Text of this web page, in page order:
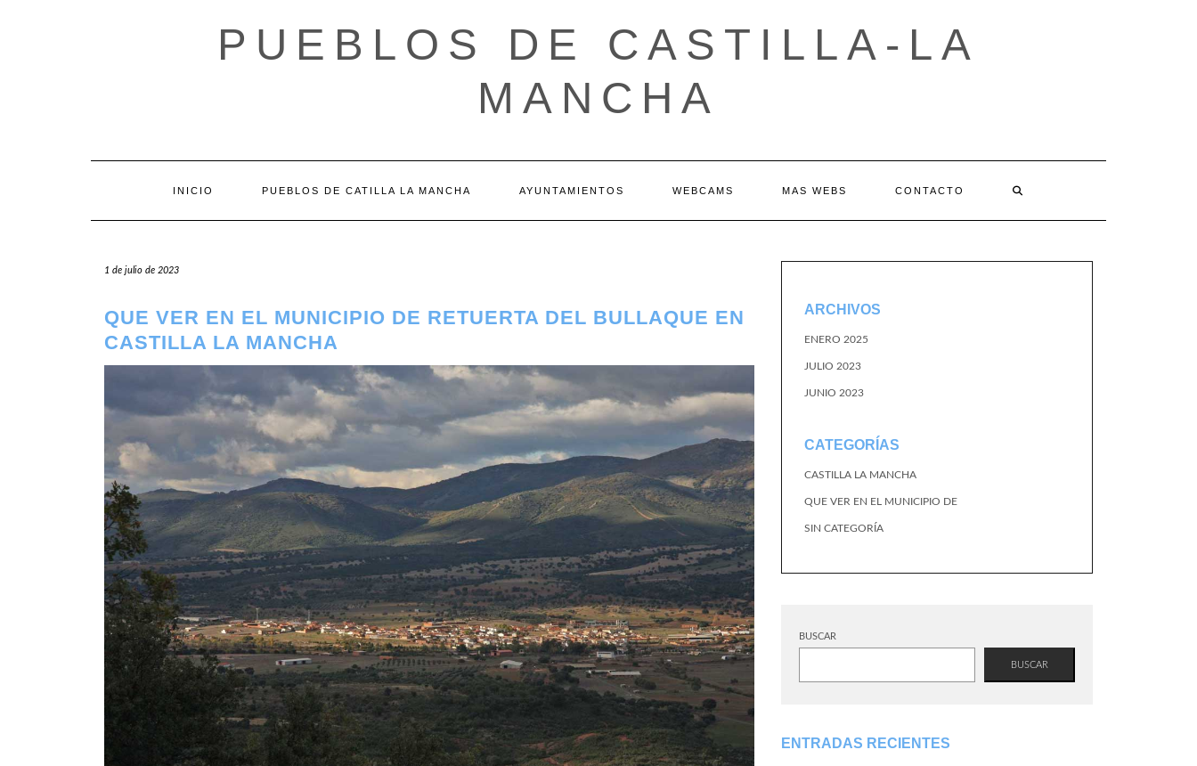
PUEBLOS DE CASTILLA-LA
MANCHA
INICIO PUEBLOS DE CATILLA LA MANCHA AYUNTAMIENTOS WEBCAMS MAS WEBS CONTACTO
1 de julio de 2023
QUE VER EN EL MUNICIPIO DE RETUERTA DEL BULLAQUE EN
CASTILLA LA MANCHA
ARCHIVOS
ENERO 2025
JULIO 2023
JUNIO 2023
CATEGORÍAS
CASTILLA LA MANCHA
QUE VER EN EL MUNICIPIO DE
SIN CATEGORÍA
BUSCAR
BUSCAR
ENTRADAS RECIENTES